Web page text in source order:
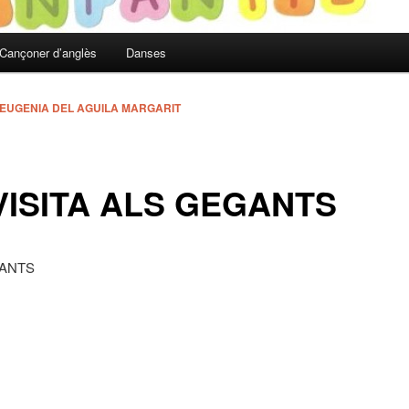
Cançoner d’anglès Danses
ALS GEGANTS
DEL AGUILA MARGARIT